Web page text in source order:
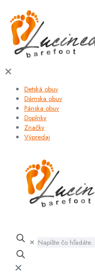
✕
Detská obuv
Dámska obuv
Pánska obuv
Doplnky
Značky
Výpredaj
✕
✕